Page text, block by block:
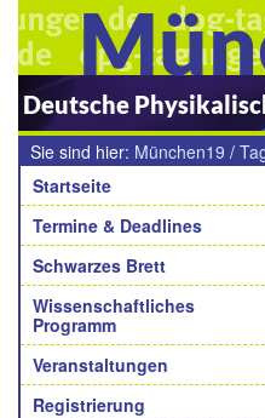
Deutsche
Sie sind hier: München19 /
Haftungsausschluss
Navigation
Startseite
Termine & Deadlines
Schwarzes Brett
Wissenschaftliches
Programm
Veranstaltungen
Registrierung